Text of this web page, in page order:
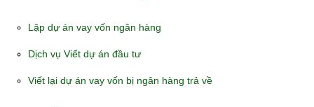
Lập dự án vay vốn ngân hàng
Dịch vụ Viết dự án đầu tư
Viết lại dự án vay vốn bị ngân hàng trả về